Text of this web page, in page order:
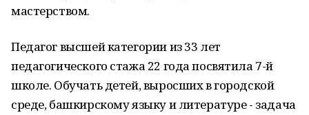
мастерством.
Педагог высшей категории из 33 лет
педагогического стажа 22 года посвятила 7-й
школе. Обучать детей, выросших в городской
среде, башкирскому языку и литературе - задача